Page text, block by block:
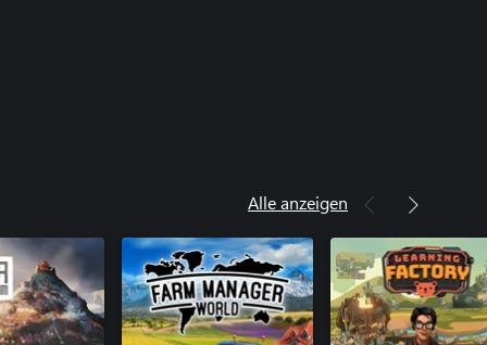
Alle anzeigen